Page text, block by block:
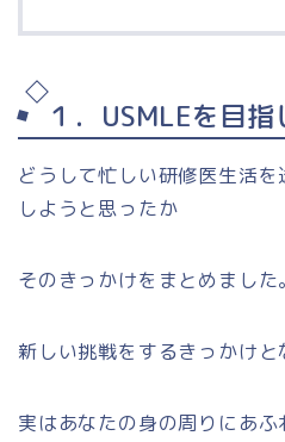
１．USMLEを目
どうして忙しい研修医生活
しようと思ったか
そのきっかけをまとめました。
新しい挑戦をするきっかけ
実はあなたの身の周りにあ